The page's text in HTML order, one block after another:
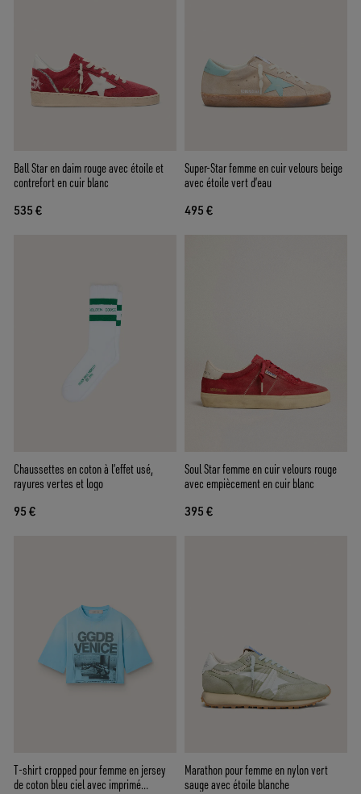
Ball Star en daim rouge avec étoile et
contrefort en cuir blanc
535 €
Super-Star femme en cuir velours beige
avec étoile vert d’eau
495 €
Chaussettes en coton à l’effet usé,
rayures vertes et logo
95 €
Soul Star femme en cuir velours rouge
avec empiècement en cuir blanc
395 €
T-shirt cropped pour femme en jersey
de coton bleu ciel avec imprimé
Marathon pour femme en nylon vert
sauge avec étoile blanche